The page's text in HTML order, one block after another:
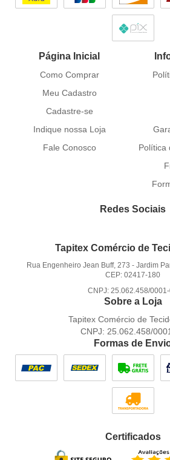
Página Inicial
Como Comprar
Meu Cadastro
Cadastre-se
Indique nossa Loja
Fale Conosco
Política
Redes Sociais
Tapitex Comércio de
Rua Engenheiro Jean Buff, 273 - Jardim
CEP: 02417-180
CNPJ: 25.062.458/
Sobre a Loja
Tapitex Comércio de
CNPJ: 25.062.458/
Formas de
Certificados